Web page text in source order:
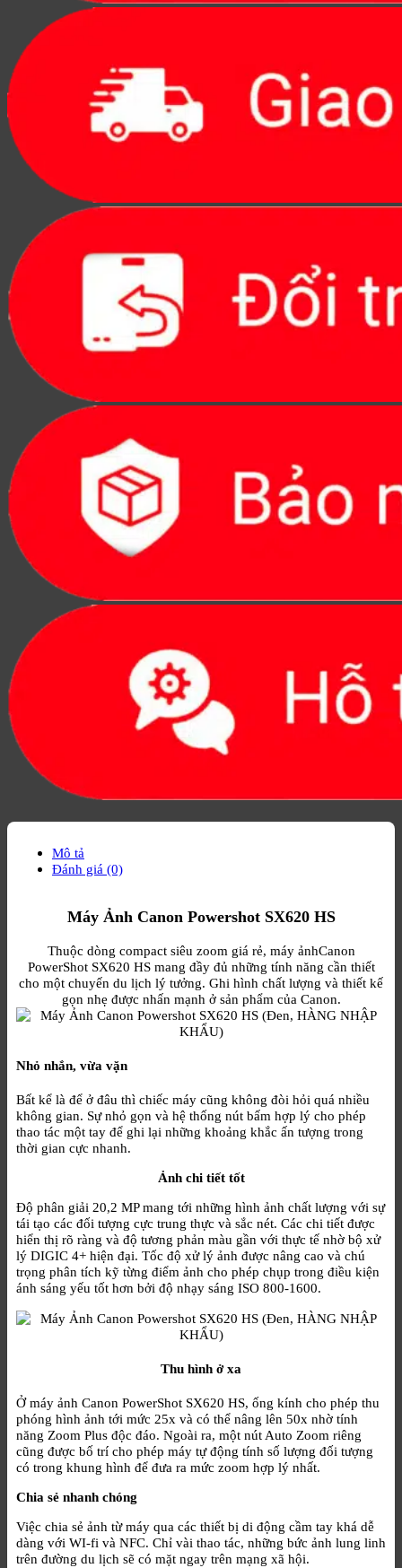
Mô tả
Đánh giá (0)
Máy Ảnh Canon Powershot SX620 HS
Thuộc dòng compact siêu zoom giá rẻ, máy ảnhCanon
PowerShot SX620 HS mang đầy đủ những tính năng cần thiết
cho một chuyến du lịch lý tưởng. Ghi hình chất lượng và thiết kế
gọn nhẹ được nhấn mạnh ở sản phẩm của Canon.
Nhỏ nhắn, vừa vặn
Bất kể là để ở đâu thì chiếc máy cũng không đòi hỏi quá nhiều
không gian. Sự nhỏ gọn và hệ thống nút bấm hợp lý cho phép
thao tác một tay để ghi lại những khoảng khắc ấn tượng trong
thời gian cực nhanh.
Ảnh chi tiết tốt
Độ phân giải 20,2 MP mang tới những hình ảnh chất lượng với sự
tái tạo các đối tượng cực trung thực và sắc nét. Các chi tiết được
hiển thị rõ ràng và độ tương phản màu gần với thực tế nhờ bộ xử
lý DIGIC 4+ hiện đại. Tốc độ xử lý ảnh được nâng cao và chú
trọng phân tích kỹ từng điểm ảnh cho phép chụp trong điều kiện
ánh sáng yếu tốt hơn bởi độ nhạy sáng ISO 800-1600.
Thu hình ở xa
Ở máy ảnh Canon PowerShot SX620 HS, ống kính cho phép thu
phóng hình ảnh tới mức 25x và có thể nâng lên 50x nhờ tính
năng Zoom Plus độc đáo. Ngoài ra, một nút Auto Zoom riêng
cũng được bố trí cho phép máy tự động tính số lượng đối tượng
có trong khung hình để đưa ra mức zoom hợp lý nhất.
Chia sẻ nhanh chóng
Việc chia sẻ ảnh từ máy qua các thiết bị di động cầm tay khá dễ
dàng với WI-fi và NFC. Chỉ vài thao tác, những bức ảnh lung linh
trên đường du lịch sẽ có mặt ngay trên mạng xã hội.